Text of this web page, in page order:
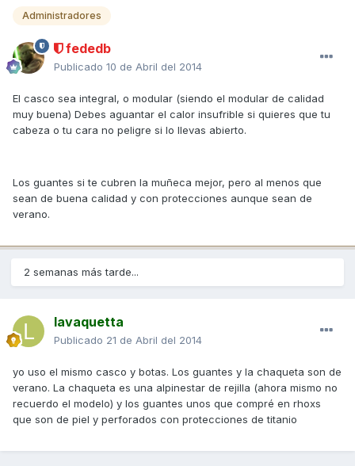
Administradores
fededb
Publicado 10 de Abril del 2014
El casco sea integral, o modular (siendo el modular de calidad
muy buena) Debes aguantar el calor insufrible si quieres que tu
cabeza o tu cara no peligre si lo llevas abierto.
Los guantes si te cubren la muñeca mejor, pero al menos que
sean de buena calidad y con protecciones aunque sean de
verano.
2 semanas más tarde...
lavaquetta
Publicado 21 de Abril del 2014
yo uso el mismo casco y botas. Los guantes y la chaqueta son de
verano. La chaqueta es una alpinestar de rejilla (ahora mismo no
recuerdo el modelo) y los guantes unos que compré en rhoxs
que son de piel y perforados con protecciones de titanio